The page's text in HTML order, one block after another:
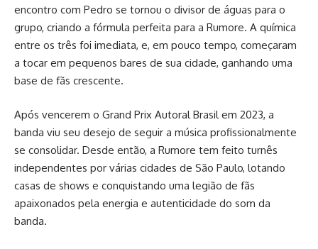
encontro com Pedro se tornou o divisor de águas para o
grupo, criando a fórmula perfeita para a Rumore. A química
entre os três foi imediata, e, em pouco tempo, começaram
a tocar em pequenos bares de sua cidade, ganhando uma
base de fãs crescente.
Após vencerem o Grand Prix Autoral Brasil em 2023, a
banda viu seu desejo de seguir a música profissionalmente
se consolidar. Desde então, a Rumore tem feito turnês
independentes por várias cidades de São Paulo, lotando
casas de shows e conquistando uma legião de fãs
apaixonados pela energia e autenticidade do som da
banda.